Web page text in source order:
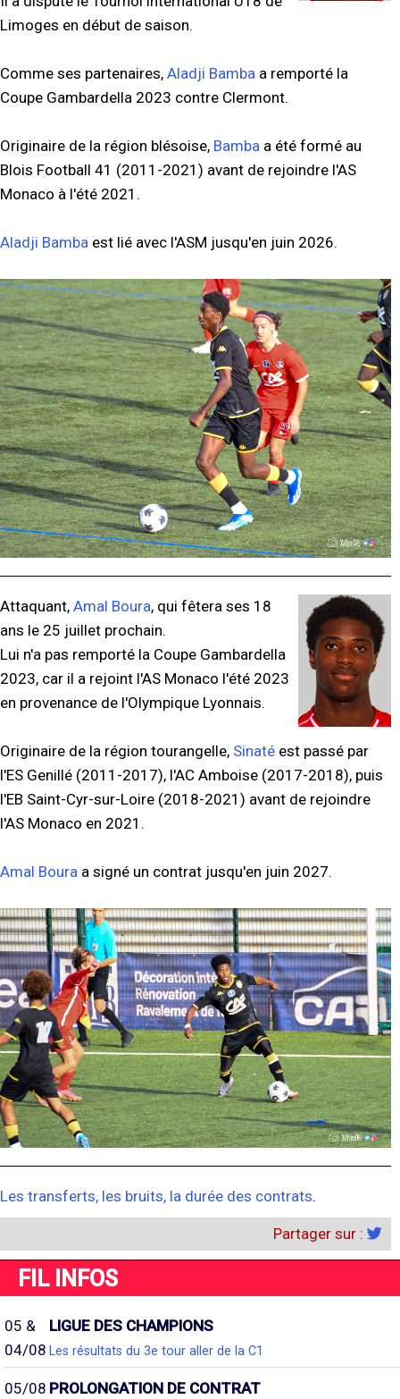
Limoges en début de saison.
Comme ses partenaires, Aladji Bamba a remporté la
Coupe Gambardella 2023 contre Clermont.
Originaire de la région blésoise, Bamba a été formé au
Blois Football 41 (2011-2021) avant de rejoindre l'AS
Monaco à l'été 2021.
Aladji Bamba est lié avec l'ASM jusqu'en juin 2026.
Attaquant, Amal Boura, qui fêtera ses 18
ans le 25 juillet prochain.
Lui n'a pas remporté la Coupe Gambardella
2023, car il a rejoint l'AS Monaco l'été 2023
en provenance de l'Olympique Lyonnais.
Originaire de la région tourangelle, Sinaté est passé par
l'ES Genillé (2011-2017), l'AC Amboise (2017-2018), puis
l'EB Saint-Cyr-sur-Loire (2018-2021) avant de rejoindre
l'AS Monaco en 2021.
Amal Boura a signé un contrat jusqu'en juin 2027.
Les transferts, les bruits, la durée des contrats.
Partager sur :
FIL INFOS
05 &
04/08
LIGUE DES CHAMPIONS
Les résultats du 3e tour aller de la C1
05/08 PROLONGATION DE CONTRAT